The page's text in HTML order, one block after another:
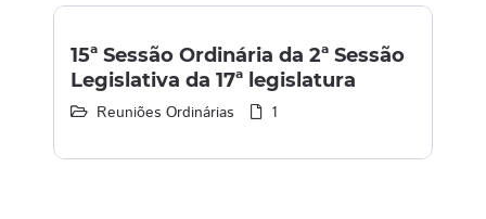
15ª Sessão Ordinária da 2ª Sessão
Legislativa da 17ª legislatura
Reuniões Ordinárias 1